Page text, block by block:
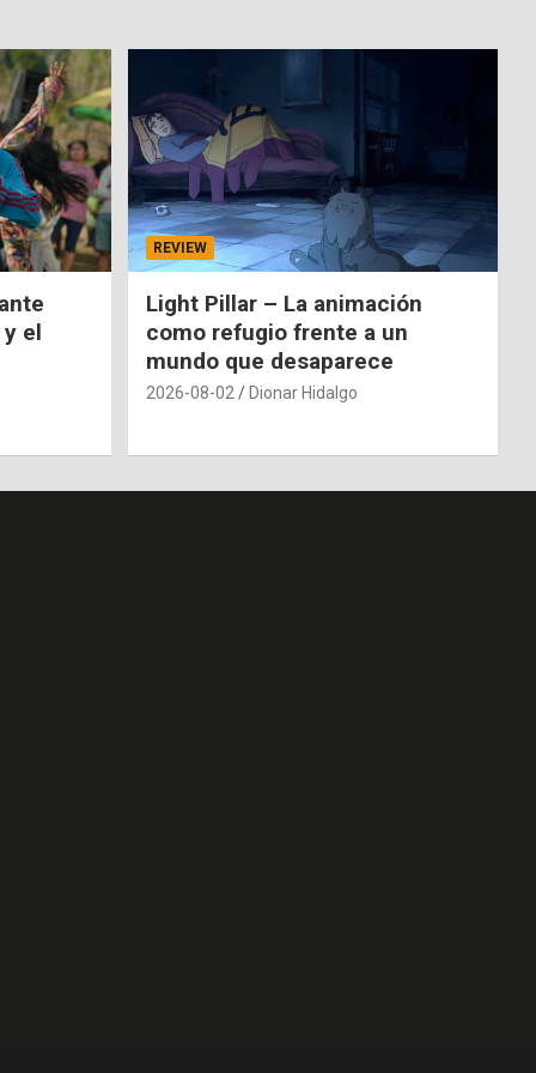
el
REVIEW
Light Pillar – La animación
como refugio frente a un
mundo que desaparece
2026-08-02 Dionar Hidalgo